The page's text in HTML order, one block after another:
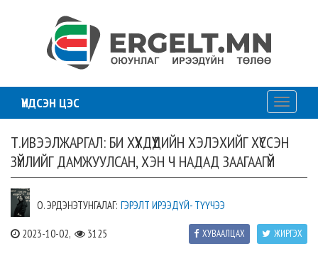
ҮНДСЭН ЦЭС
Toggle
Т.ИВЭЭЛЖАРГАЛ: БИ ХҮҮХДҮҮДИЙН ХЭЛЭХИЙГ ХҮССЭН
ЗҮЙЛИЙГ ДАМЖУУЛСАН, ХЭН Ч НАДАД ЗААГААГҮЙ
О. ЭРДЭНЭТУНГАЛАГ: ГЭРЭЛТ ИРЭЭДҮЙ- ТҮҮЧЭЭ
2023-10-02, 3125 ЖИРГЭХ
ХУВААЛЦАХ